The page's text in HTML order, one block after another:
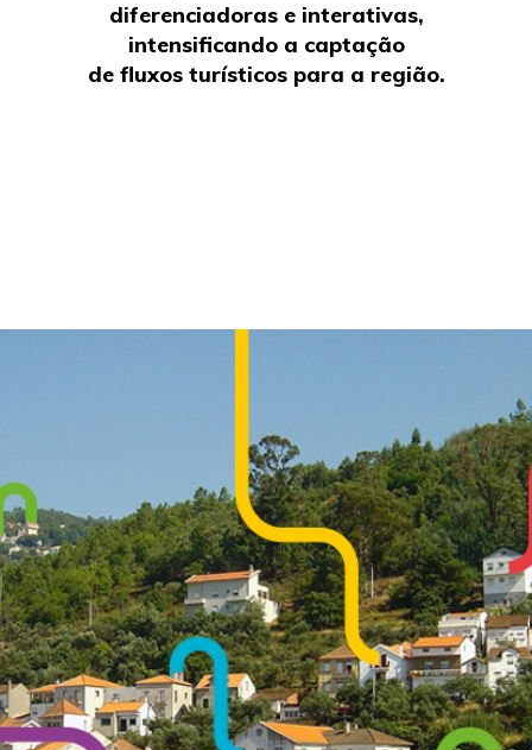
diferenciadoras e interativas,
intensificando a captação
de fluxos turísticos para a região.